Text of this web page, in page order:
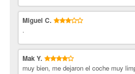
Secado con bayeta de microfibra.
* Limpieza de pelos de mascotas incluida.
* Auto Eder no utiliza agua para sus
tu lavado sea ecológico al 100%
* Tendrá un suplemento de 8€: la
plazas, monovolúmenes, furgonetas y
habrá un suplemento a consultar en
No acumulable a otras ofertas.
Imprescindible presentar el cupón
Miguel C.
.
Mak Y.
muy bien, me dejaron el coche muy